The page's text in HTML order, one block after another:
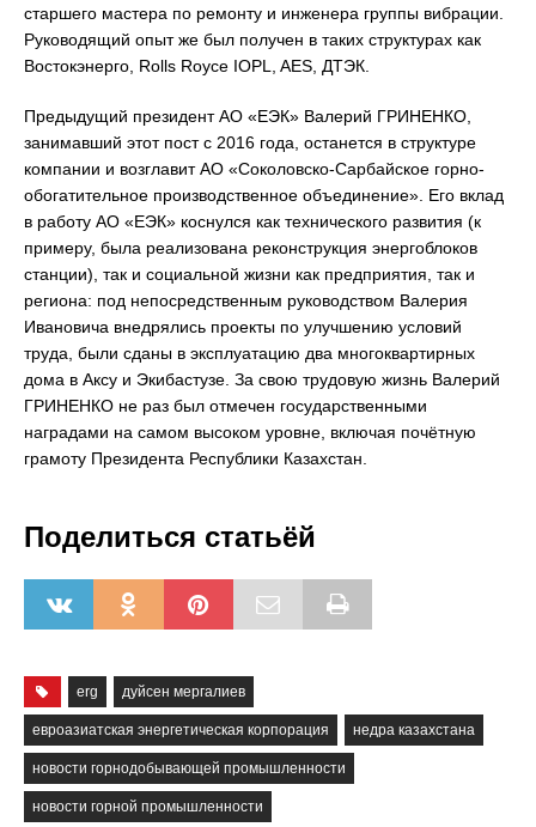
старшего мастера по ремонту и инженера группы вибрации.
Руководящий опыт же был получен в таких структурах как
Востокэнерго, Rolls Royce IOPL, AES, ДТЭК.
Предыдущий президент АО «ЕЭК» Валерий ГРИНЕНКО,
занимавший этот пост с 2016 года, останется в структуре
компании и возглавит АО «Соколовско-Сарбайское горно-
обогатительное производственное объединение». Его вклад
в работу АО «ЕЭК» коснулся как технического развития (к
примеру, была реализована реконструкция энергоблоков
станции), так и социальной жизни как предприятия, так и
региона: под непосредственным руководством Валерия
Ивановича внедрялись проекты по улучшению условий
труда, были сданы в эксплуатацию два многоквартирных
дома в Аксу и Экибастузе. За свою трудовую жизнь Валерий
ГРИНЕНКО не раз был отмечен государственными
наградами на самом высоком уровне, включая почётную
грамоту Президента Республики Казахстан.
Поделиться статьёй
erg дуйсен мергалиев
евроазиатская энергетическая корпорация недра казахстана
новости горнодобывающей промышленности
новости горной промышленности